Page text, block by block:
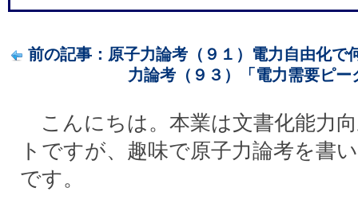
前の記事：原子力論考（９１）電力自由化で
力論考（９３）「電力需要ピー
こんにちは。本業は文書化能力
トですが、趣味で原子力論考を書
です。